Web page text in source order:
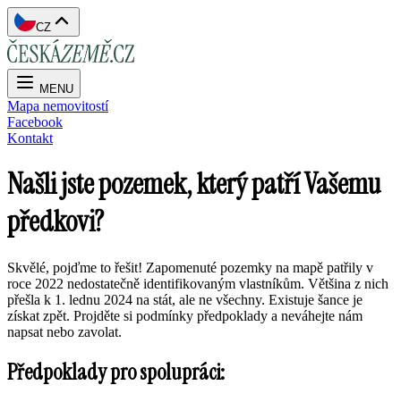
CZ
MENU
Mapa nemovitostí
Facebook
Kontakt
Našli jste pozemek, který patří Vašemu
předkovi?
Skvělé, pojďme to řešit! Zapomenuté pozemky na mapě patřily v
roce 2022 nedostatečně identifikovaným vlastníkům. Většina z nich
přešla k 1. lednu 2024 na stát, ale ne všechny. Existuje šance je
získat zpět. Projděte si podmínky předpoklady a neváhejte nám
napsat nebo zavolat.
Předpoklady pro spolupráci: